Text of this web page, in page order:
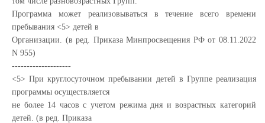
Программа может реализовываться в течение всего времени
пребывания <5> детей в
Организации. (в ред. Приказа Минпросвещения РФ от 08.11.2022
N 955)
--------------------
<5> При круглосуточном пребывании детей в Группе реализация
программы осуществляется
не более 14 часов с учетом режима дня и возрастных категорий
детей. (в ред. Приказа